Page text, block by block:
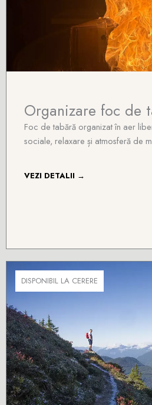
Organizare foc de
Foc de tabără organizat în aer
sociale, relaxare și atmosferă de
VEZI DETALII →
DISPONIBIL LA CERERE